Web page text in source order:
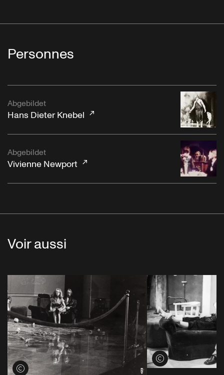
Personnes
Abgebildet
Hans Dieter Knebel
Abgebildet
Vivienne Newport
Voir aussi
Voir les crédits
Voir les crédits